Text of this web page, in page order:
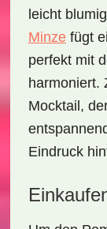
leicht
Minzefügt
perfekt mit
harmoniert.
Mocktail,
Eindruck